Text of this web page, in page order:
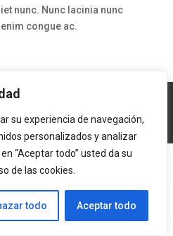
su experiencia de navegación,
personalizados y analizar
“Aceptar todo” usted da su
de las cookies.
todo Aceptar todo
nunc. Nunc lacinia nunc
congue ac.
by ITCmx